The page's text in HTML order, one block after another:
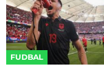
FUDBAL